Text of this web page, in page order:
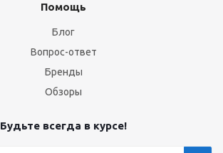
Помощь
Блог
Вопрос-ответ
Бренды
Обзоры
Будьте всегда в курсе!